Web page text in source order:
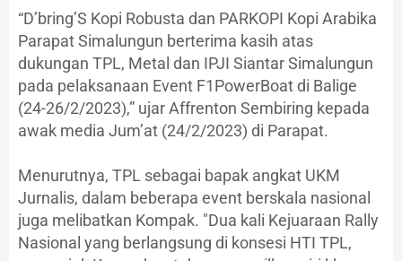
“D’bring’S Kopi Robusta dan PARKOPI Kopi Arabika
Parapat Simalungun berterima kasih atas
dukungan TPL, Metal dan IPJI Siantar Simalungun
pada pelaksanaan Event F1PowerBoat di Balige
(24-26/2/2023),” ujar Affrenton Sembiring kepada
awak media Jum’at (24/2/2023) di Parapat.
Menurutnya, TPL sebagai bapak angkat UKM
Jurnalis, dalam beberapa event berskala nasional
juga melibatkan Kompak. "Dua kali Kejuaraan Rally
Nasional yang berlangsung di konsesi HTI TPL,